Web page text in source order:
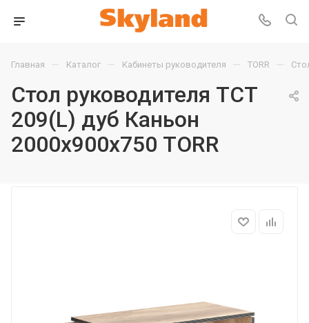
Главная — Каталог — Кабинеты руководителя — TORR —
Стол руководителя TCT
209(L) дуб Каньон
2000х900х750 TORR